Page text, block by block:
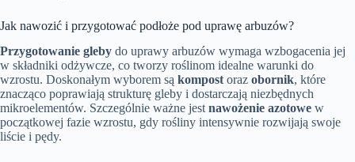
Jak nawozić i przygotować podłoże pod uprawę arbuzów?
Przygotowanie gleby do uprawy arbuzów wymaga wzbogacenia jej
w składniki odżywcze, co tworzy roślinom idealne warunki do
wzrostu. Doskonałym wyborem są kompost oraz obornik, które
znacząco poprawiają strukturę gleby i dostarczają niezbędnych
mikroelementów. Szczególnie ważne jest nawożenie azotowe w
początkowej fazie wzrostu, gdy rośliny intensywnie rozwijają swoje
liście i pędy.